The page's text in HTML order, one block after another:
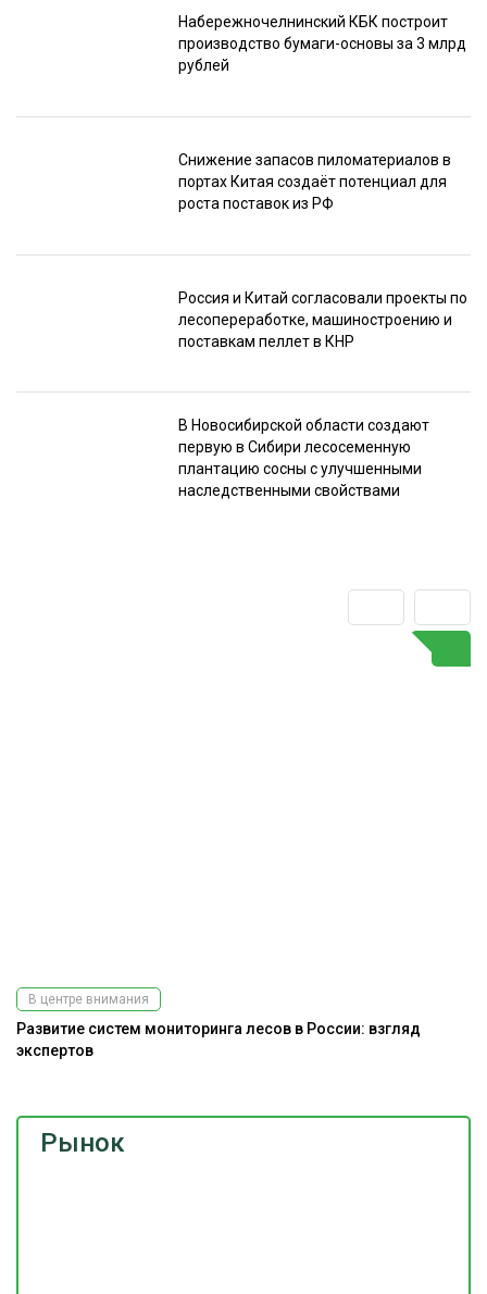
Набережночелнинский КБК построит
производство бумаги-основы за 3 млрд
рублей
Снижение запасов пиломатериалов в
портах Китая создаёт потенциал для
роста поставок из РФ
Россия и Китай согласовали проекты по
лесопереработке, машиностроению и
поставкам пеллет в КНР
В Новосибирской области создают
первую в Сибири лесосеменную
плантацию сосны с улучшенными
наследственными свойствами
Рынок
В центре внимания
Развитие систем мониторинга лесов в России: взгляд
экспертов